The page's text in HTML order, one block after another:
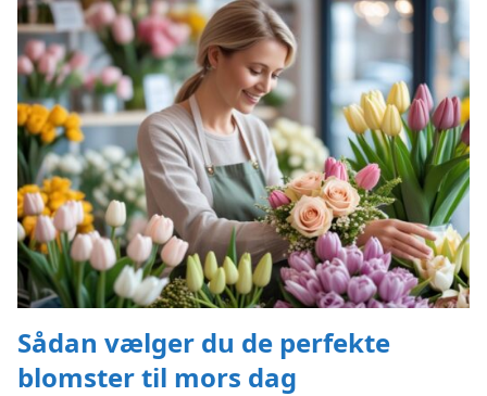
Sådan vælger du de perfekte
blomster til mors dag